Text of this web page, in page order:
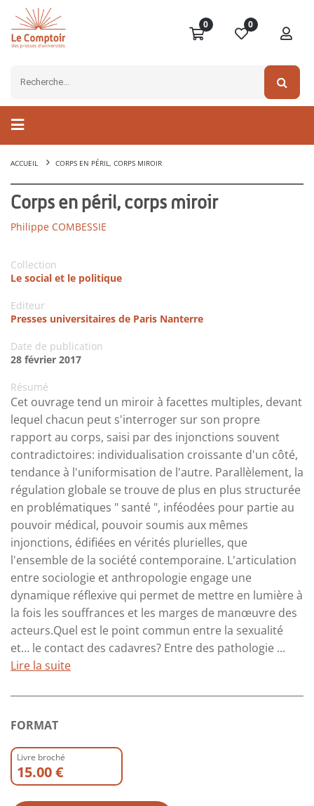
0 0
ACCUEIL CORPS EN PÉRIL, CORPS MIROIR
Corps en péril, corps miroir
Philippe COMBESSIE
Collection
Le social et le politique
Editeur
Presses universitaires de Paris Nanterre
Date de publication
28 février 2017
Résumé
Cet ouvrage tend un miroir à facettes multiples, devant
lequel chacun peut s'interroger sur son propre
rapport au corps, saisi par des injonctions souvent
contradictoires: individualisation croissante d'un côté,
tendance à l'uniformisation de l'autre. Parallèlement, la
régulation globale se trouve de plus en plus structurée
en problématiques " santé ", inféodées pour partie au
pouvoir médical, pouvoir soumis aux mêmes
injonctions, édifiées en vérités plurielles, que
l'ensemble de la société contemporaine. L'articulation
entre sociologie et anthropologie engage une
dynamique réflexive qui permet de mettre en lumière à
la fois les souffrances et les marges de manœuvre des
acteurs.Quel est le point commun entre la sexualité
et… le contact des cadavres? Entre des pathologie ...
Lire la suite
FORMAT
Livre broché
15.00 €